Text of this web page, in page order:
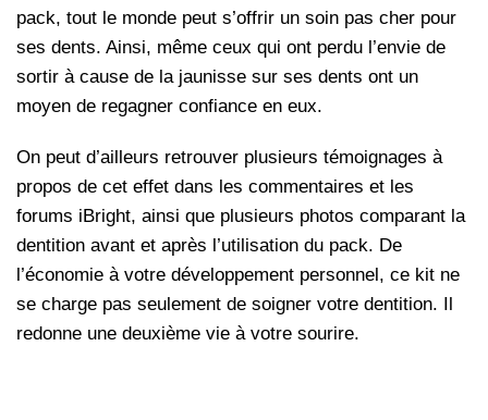
pack, tout le monde peut s’offrir un soin pas cher pour
ses dents. Ainsi, même ceux qui ont perdu l’envie de
sortir à cause de la jaunisse sur ses dents ont un
moyen de regagner confiance en eux.
On peut d’ailleurs retrouver plusieurs témoignages à
propos de cet effet dans les commentaires et les
forums iBright, ainsi que plusieurs photos comparant la
dentition avant et après l’utilisation du pack. De
l’économie à votre développement personnel, ce kit ne
se charge pas seulement de soigner votre dentition. Il
redonne une deuxième vie à votre sourire.